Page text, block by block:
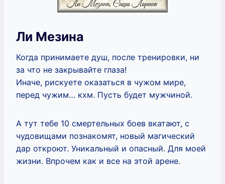
Ли Мезина
Когда принимаете душ, после тренировки, ни
за что не закрывайте глаза!
Иначе, рискуете оказаться в чужом мире,
перед чужим… кхм. Пусть будет мужчиной.
А тут тебе 10 смертельных боев вкатают, с
чудовищами познакомят, новый магический
дар откроют. Уникальный и опасный. Для моей
жизни. Впрочем как и все на этой арене.